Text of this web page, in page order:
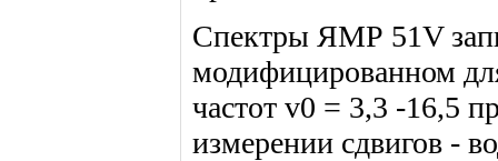
Спектры ЯМР 51V
модифицированном
частот v0 = 3,3 -16,5
измерении сдвигов -